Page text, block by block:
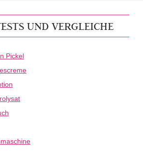
UND VERGLEICHE
Pickel